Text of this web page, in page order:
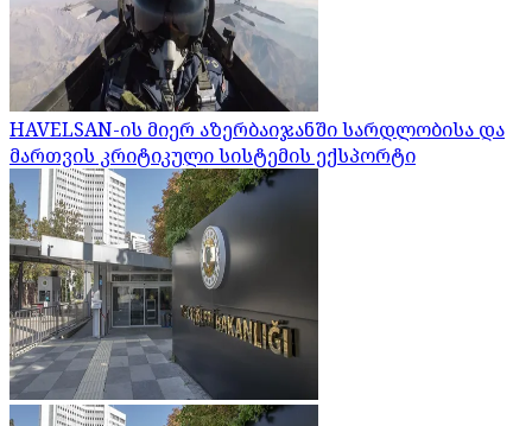
HAVELSAN-ის მიერ აზერბაიჯანში სარდლობისა და
მართვის კრიტიკული სისტემის ექსპორტი